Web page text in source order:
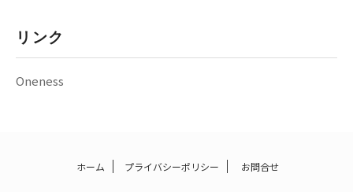
リンク
Oneness
ホーム プライバシーポリシー お問合せ